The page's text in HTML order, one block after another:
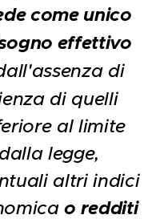
come unico
effettivo
di
di quelli
al limite
legge,
altri indici
o redditi